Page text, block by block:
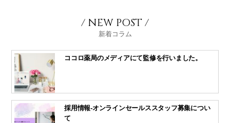
/ NEW POST /
新着コラム
ココロ薬局のメディアにて監修を行いました。
採用情報-オンラインセールススタッフ募集につい
て